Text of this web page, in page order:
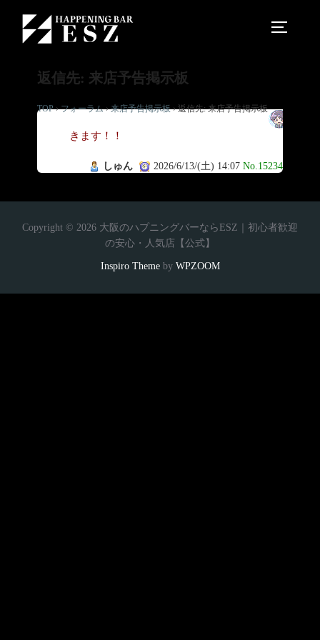
返信先: 来店予告掲示板
TOP › フォーラム › 来店予告掲示板 › 返信先: 来店予告掲示板
行
きます！！
しゅん 2026/6/13/(土) 14:07 No.15234
Copyright © 2026 大阪のハプニングバーならESZ｜初心者歓迎
の安心・人気店【公式】
Inspiro Themeby WPZOOM